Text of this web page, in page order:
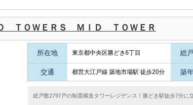
ＴＯＷＥＲＳ ＭＩＤ ＴＯＷＥＲ
所在地 東京都中央区勝どき6丁目 総
交通 都営大江戸線 築地市場駅 徒歩20分 築
総戸数2797戸の制震構造タワーレジデンス！勝どき駅徒歩7分に